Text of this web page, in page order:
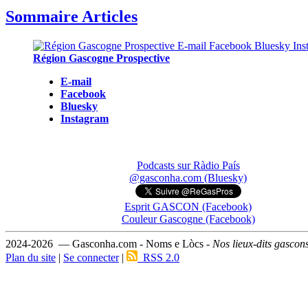
Sommaire Articles
Région Gascogne Prospective
E-mail
Facebook
Bluesky
Instagram
Podcasts sur Ràdio País
@gasconha.com (Bluesky)
Esprit GASCON (Facebook)
Couleur Gascogne (Facebook)
2024-2026 — Gasconha.com - Noms e Lòcs - Nos lieux-dits
Plan du site | Se connecter| RSS 2.0